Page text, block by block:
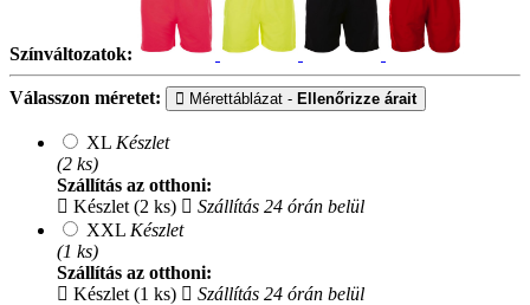
Színváltozatok:
Válasszon méretet: Mérettáblázat - Ellenőrizze árait
XL Készlet
(2 ks)
Szállítás az otthoni:
Készlet (2 ks)
Szállítás 24 órán belül
XXL Készlet
(1 ks)
Szállítás az otthoni:
Készlet (1 ks)
Szállítás 24 órán belül